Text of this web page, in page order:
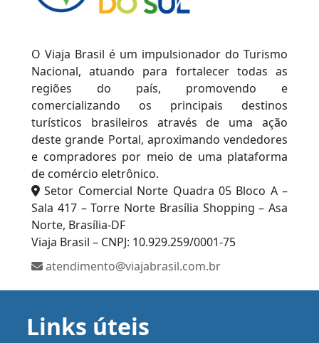
O Viaja Brasil é um impulsionador do Turismo
Nacional, atuando para fortalecer todas as
regiões do país, promovendo e
comercializando os principais destinos
turísticos brasileiros através de uma ação
deste grande Portal, aproximando vendedores
e compradores por meio de uma plataforma
de comércio eletrônico.
Setor Comercial Norte Quadra 05 Bloco A –
Sala 417 – Torre Norte Brasília Shopping – Asa
Norte, Brasília-DF
Viaja Brasil – CNPJ: 10.929.259/0001-75
atendimento@viajabrasil.com.br
Links úteis